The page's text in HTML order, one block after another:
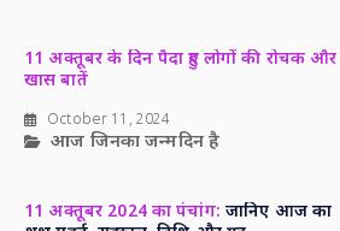
11 अक्तूबर के दिन पैदा हुए लोगों की रोचक और
खास बातें
October 11, 2024
आज जिनका जन्मदिन है
11 अक्तूबर 2024 का पंचांग: जानिए आज का